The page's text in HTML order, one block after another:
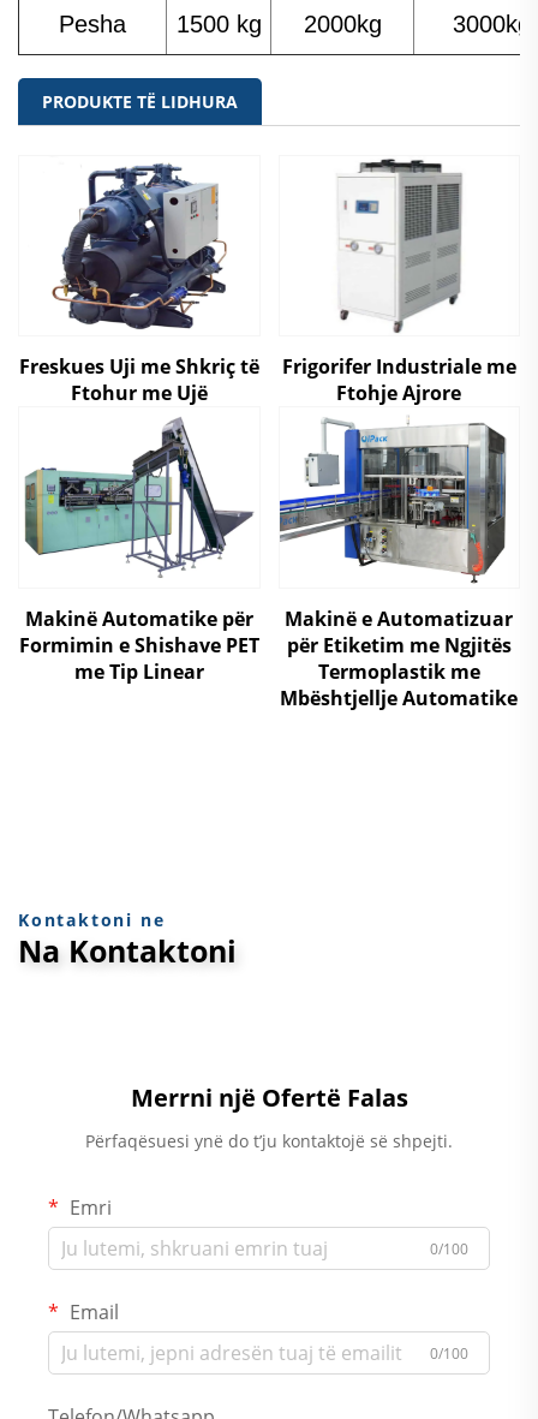
Pesha 1500 kg 2000kg 3000kg
PRODUKTE TË LIDHURA
Freskues Uji me Shkriç të
Ftohur me Ujë
Frigorifer Industriale me
Ftohje Ajrore
Makinë Automatike për
Formimin e Shishave PET
me Tip Linear
Makinë e Automatizuar
për Etiketim me Ngjitës
Termoplastik me
Mbështjellje Automatike
Kontaktoni ne
Na Kontaktoni
Merrni një Ofertë Falas
Përfaqësuesi ynë do t’ju kontaktojë së shpejti.
Emri
0/100
Email
0/100